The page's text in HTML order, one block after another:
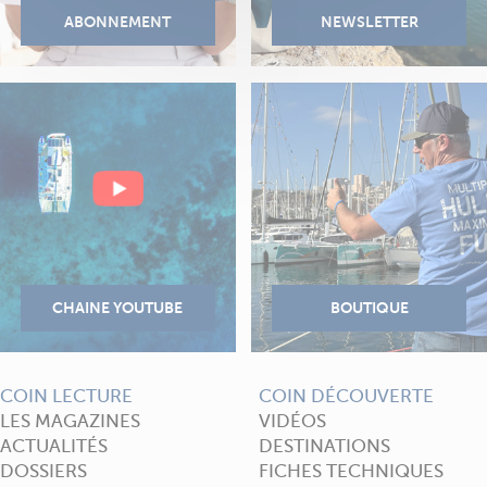
COIN LECTURE
LES MAGAZINES
ACTUALITÉS
DOSSIERS
COIN DÉCOUVERTE
VIDÉOS
DESTINATIONS
FICHES TECHNIQUES